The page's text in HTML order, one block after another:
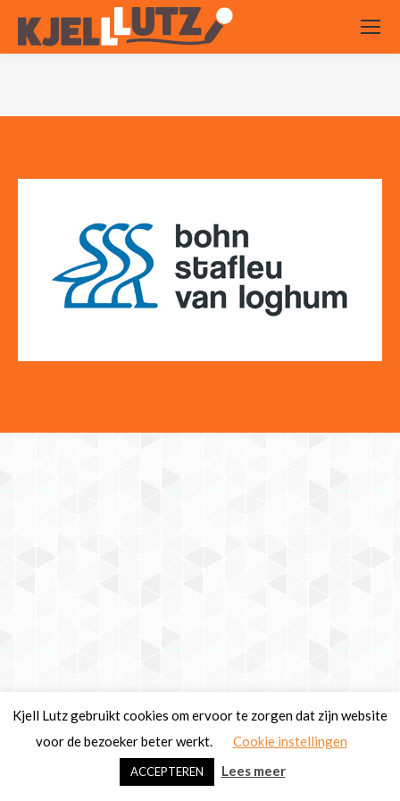
Kjell Lutz gebruikt cookies om ervoor te zorgen dat zijn website
voor de bezoeker beter werkt.
Cookie instellingen
ACCEPTEREN Lees meer